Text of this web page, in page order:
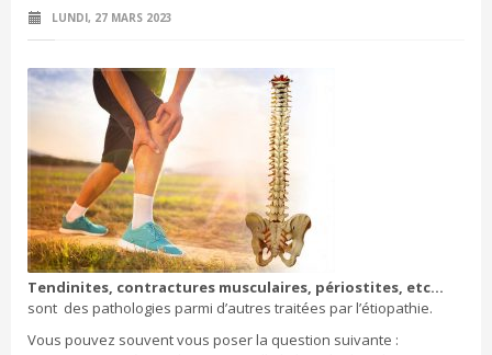
LUNDI, 27 MARS 2023
Tendinites, contractures musculaires, périostites, etc…
sont des pathologies parmi d’autres traitées par l’étiopathie.
Vous pouvez souvent vous poser la question suivante :